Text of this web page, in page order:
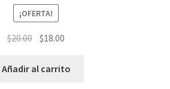
¡OFERTA!
$20.00 $18.00
Añadir al carrito